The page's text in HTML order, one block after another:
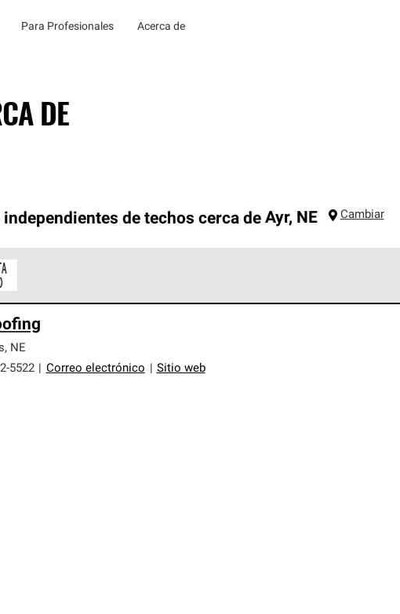
Para Profesionales Acerca de
DE
de techos cerca de Ayr, NE Cambiar
estándares y requisitos estrictos de profesionalismo y confiabilidad.
, NE
5522
Correo electrónico Sitio web